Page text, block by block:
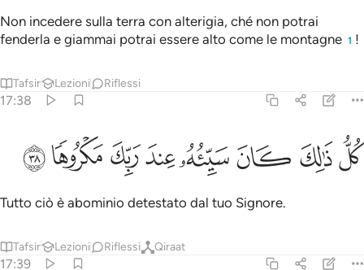
Non incedere sulla terra con alterigia, ché non potrai
fenderla e giammai potrai essere alto come le montagne 1 !
Tafsir Lezioni Riflessi
17:38
كل ذالك كان سييه عند ربك مكروها ٣٨
كُلُّ ذَٰلِكَ كَانَ سَيِّئُهُۥ عِندَ رَبِّكَ مَكْرُوهًۭا ٣٨
ﳟﳠﳡﳢﳣﳤﳥﳦ
Tutto ciò è abominio detestato dal tuo Signore.
Tafsir Lezioni Riflessi Qiraat
17:39